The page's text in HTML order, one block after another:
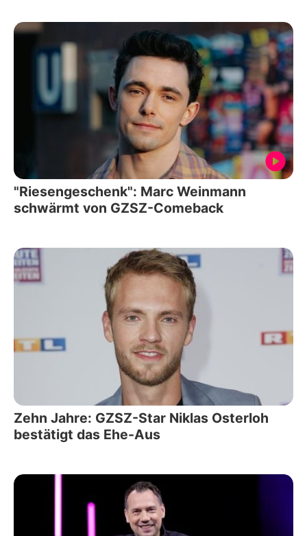
"Riesengeschenk": Marc Weinmann
schwärmt von GZSZ-Comeback
Zehn Jahre: GZSZ-Star Niklas Osterloh
bestätigt das Ehe-Aus